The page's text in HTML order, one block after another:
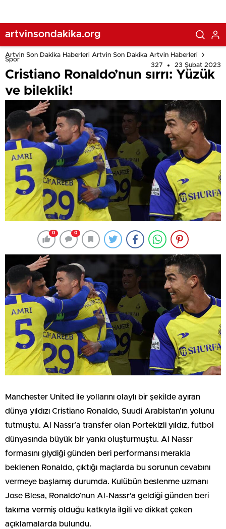
artvinsondakika.org
Artvin Son Dakika Haberleri Artvin Son Dakika Artvin Haberleri
Spor
327
23 Şubat 2023
Cristiano Ronaldo’nun sırrı: Yüzük
ve bileklik!
0 0
Manchester United ile yollarını olaylı bir şekilde ayıran
dünya yıldızı Cristiano Ronaldo, Suudi Arabistan’ın yolunu
tutmuştu. Al Nassr’a transfer olan Portekizli yıldız, futbol
dünyasında büyük bir yankı oluşturmuştu. Al Nassr
formasını giydiği günden beri performansı merakla
beklenen Ronaldo, çıktığı maçlarda bu sorunun cevabını
vermeye başlamış durumda. Kulübün beslenme uzmanı
Jose Blesa, Ronaldo’nun Al-Nassr’a geldiği günden beri
takıma vermiş olduğu katkıyla ilgili ve dikkat çeken
açıklamalarda bulundu.